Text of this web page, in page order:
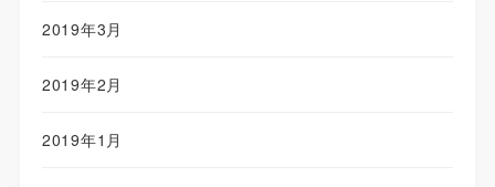
2019年3月
2019年2月
2019年1月